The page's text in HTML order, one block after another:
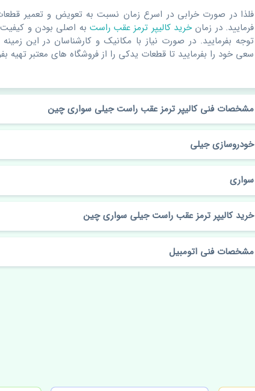
فلذا در صورت خرابی در اسرع زمان نسبت به تعویض و تعمیر
فرمایید. در زمان خرید کالیپر ترمز عقب راست به اصلی بودن و
توجه بفرمایید. در صورت نیاز با مکانیک و کارشناسان در این
سعی خود را بفرمایید تا قطعات یدکی را از فروشگاه های معتبر تهیه
مشخصات فنی کالیپر ترمز عقب راست جیلی سواری چین
خودروسازی جیلی
سواری
خرید کالیپر ترمز عقب راست جیلی سواری چین
مشخصات فنی اتومبیل